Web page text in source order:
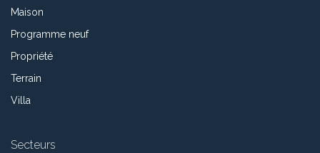
Maison
Programme neuf
Propriété
Terrain
Villa
Secteurs